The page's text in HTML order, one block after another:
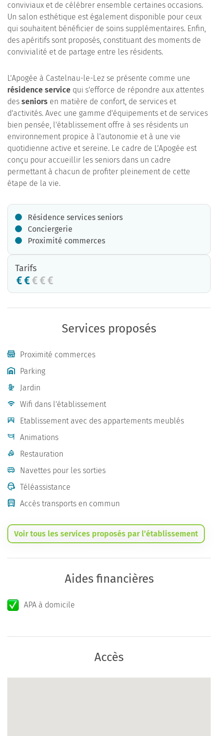
conviviaux et de célébrer ensemble certaines occasions.
Un salon esthétique est également disponible pour ceux
qui souhaitent bénéficier de soins supplémentaires. Enfin,
des apéritifs sont proposés, constituant des moments de
convivialité et de partage entre les résidents.
L'Apogée à Castelnau-le-Lez se présente comme une
résidence service qui s'efforce de répondre aux attentes
des seniors en matière de confort, de services et
d'activités. Avec une gamme d'équipements et de services
bien pensée, l'établissement offre à ses résidents un
environnement propice à l'autonomie et à une vie
quotidienne active et sereine. Le cadre de L'Apogée est
conçu pour accueillir les seniors dans un cadre
permettant à chacun de profiter pleinement de cette
étape de la vie.
Résidence services seniors
Conciergerie
Proximité commerces
Tarifs
Services proposés
Proximité commerces
Parking
Jardin
Wifi dans l'établissement
Etablissement avec des appartements meublés
Animations
Restauration
Navettes pour les sorties
Téléassistance
Accès transports en commun
Voir tous les services proposés par l’établissement
Aides financières
APA à domicile
Accès